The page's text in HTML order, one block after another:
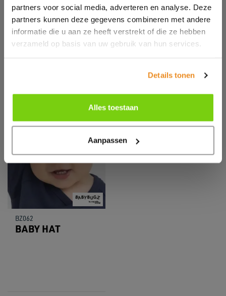
partners voor social media, adverteren en analyse. Deze
partners kunnen deze gegevens combineren met andere
informatie die u aan ze heeft verstrekt of die ze hebben
verzameld op basis van uw gebruik van hun services.
Details tonen
Alles toestaan
Aanpassen
BZ062
BABY HAT